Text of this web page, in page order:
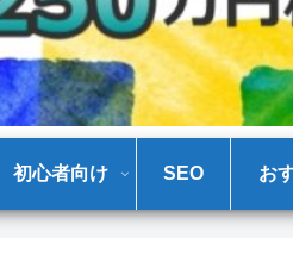
初心者向け SEO お